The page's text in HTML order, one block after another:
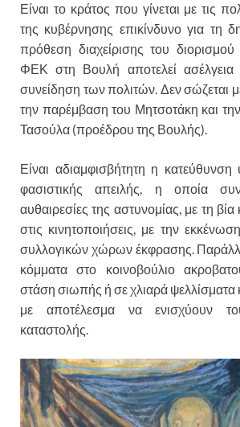
Είναι το κράτος που γίνεται με τις
της κυβέρνησης επικίνδυνο για τη
πρόθεση διαχείρισης του
ΦΕΚ στη Βουλή αποτελεί ασέλγεια
συνείδηση των πολιτών. Δεν σώζεται
την παρέμβαση του Μητσοτάκη και
Τασούλα (προέδρου της Βουλής).
Είναι αδιαμφισβήτητη η
φασιστικής απειλής, η οποία
αυθαιρεσίες της αστυνομίας, με τη βία
στις κινητοποιήσεις, με την
συλλογικών χώρων έκφρασης.
κόμματα στο κοινοβούλιο
στάση σιωπής ή σε χλιαρά ψελλίσματα
με αποτέλεσμα να ενισχύουν
καταστολής.